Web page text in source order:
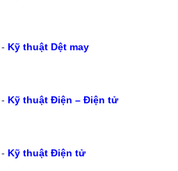
- Kỹ thuật Dệt may
- Kỹ thuật Điện – Điện tử
- Kỹ thuật Điện tử